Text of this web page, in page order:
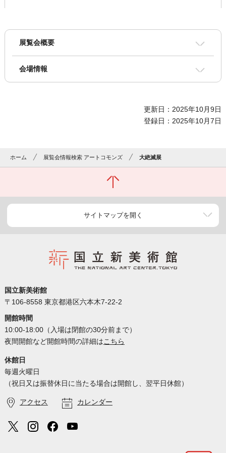
展覧会概要
会場情報
更新日：2025年10月9日
登録日：2025年10月7日
ホーム 展覧会情報検索 アートコモンズ 大絶滅展
サイトマップを開く
国立新美術館
〒106-8558 東京都港区六本木7-22-2
開館時間
10:00-18:00（入場は閉館の30分前まで）
夜間開館など開館時間の詳細はこちら
休館日
毎週火曜日
（祝日又は振替休日に当たる場合は開館し、翌平日休館）
アクセス カレンダー